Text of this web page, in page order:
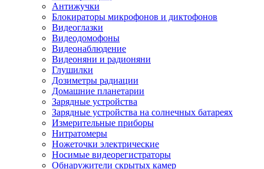
Антижучки
Блокираторы микрофонов и диктофонов
Видеоглазки
Видеодомофоны
Видеонаблюдение
Видеоняни и радионяни
Глушилки
Дозиметры радиации
Домашние планетарии
Зарядные устройства
Зарядные устройства на солнечных батареях
Измерительные приборы
Нитратомеры
Ножеточки электрические
Носимые видеорегистраторы
Обнаружители скрытых камер